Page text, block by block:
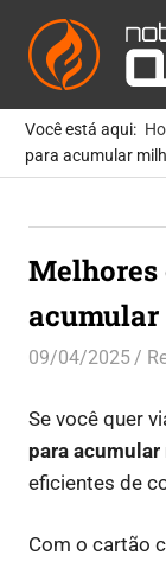
Skip
content
Notícias
Mais
Quentes
Você
Você está aqui:
para acumular
Melhores
09/04/2025
Se você quer
para
eficientes de
Com o cartão